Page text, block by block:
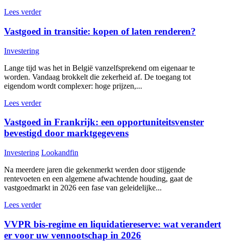
Lees verder
Vastgoed in transitie: kopen of laten renderen?
Investering
Lange tijd was het in België vanzelfsprekend om eigenaar te
worden. Vandaag brokkelt die zekerheid af. De toegang tot
eigendom wordt complexer: hoge prijzen,...
Lees verder
Vastgoed in Frankrijk: een opportuniteitsvenster
bevestigd door marktgegevens
Investering Lookandfin
Na meerdere jaren die gekenmerkt werden door stijgende
rentevoeten en een algemene afwachtende houding, gaat de
vastgoedmarkt in 2026 een fase van geleidelijke...
Lees verder
VVPR bis-regime en liquidatiereserve: wat verandert
er voor uw vennootschap in 2026